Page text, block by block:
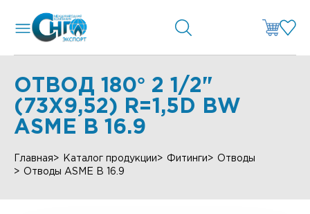
ОТВОД 180° 2 1/2"
(73Х9,52) R=1,5D BW
ASME B 16.9
Главная Каталог продукции Фитинги
Отводы
Отводы ASME B 16.9